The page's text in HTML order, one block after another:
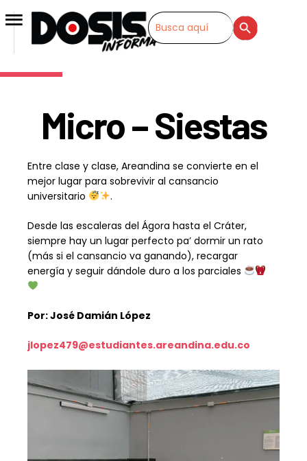
Search
for:
SEARCH BUTTON
Micro – Siestas
Entre clase y clase, Areandina se convierte en el
mejor lugar para sobrevivir al cansancio
universitario
.
Desde las escaleras del Ágora hasta el Cráter,
siempre hay un lugar perfecto pa’ dormir un rato
(más si el cansancio va ganando), recargar
energía y seguir dándole duro a los parciales
Por: José Damián López
jlopez479@estudiantes.areandina.edu.co